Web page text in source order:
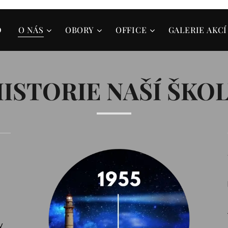
O NÁS OBORY OFFICE GALERIE AKCÍ
NAŠÍ